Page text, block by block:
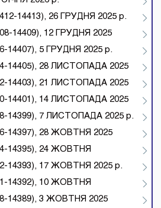
14413), 26 ГРУДНЯ 2025 р.
14409), 12 ГРУДНЯ 2025
14407), 5 ГРУДНЯ 2025 р.
14405), 28 ЛИСТОПАДА 2025
14403), 21 ЛИСТОПАДА 2025
14401), 14 ЛИСТОПАДА 2025
14399), 7 ЛИСТОПАДА 2025 р.
14397), 28 ЖОВТНЯ 2025
14395), 24 ЖОВТНЯ
14393), 17 ЖОВТНЯ 2025 р.
14392), 10 ЖОВТНЯ
14389), 3 ЖОВТНЯ 2025